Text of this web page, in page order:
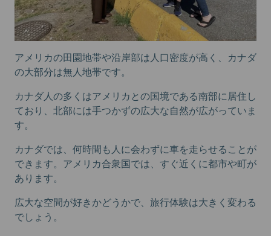
アメリカの田園地帯や沿岸部は人口密度が高く、カナダ
の大部分は無人地帯です。
カナダ人の多くはアメリカとの国境である南部に居住し
ており、北部には手つかずの広大な自然が広がっていま
す。
カナダでは、何時間も人に会わずに車を走らせることが
できます。アメリカ合衆国では、すぐ近くに都市や町が
あります。
広大な空間が好きかどうかで、旅行体験は大きく変わる
でしょう。